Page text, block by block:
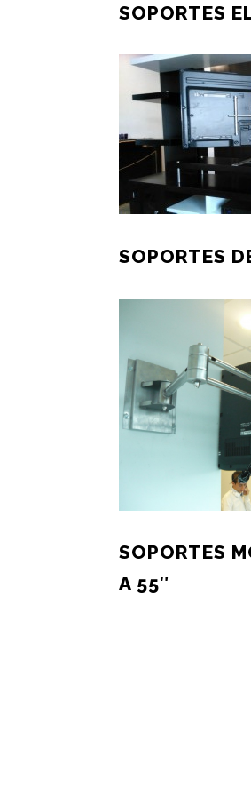
SOPORTES
SOPORTES
SOPORTES
A 55″